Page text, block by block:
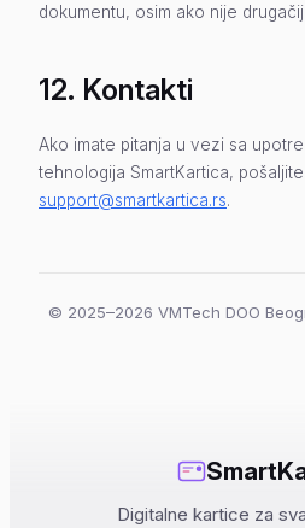
dokumentu, osim ako nije
12. Kontakti
Ako imate pitanja u vezi sa
tehnologija SmartKartica,
support@smartkartica.rs.
© 2025–2026 VMTech DOO
Digitalne kartice za